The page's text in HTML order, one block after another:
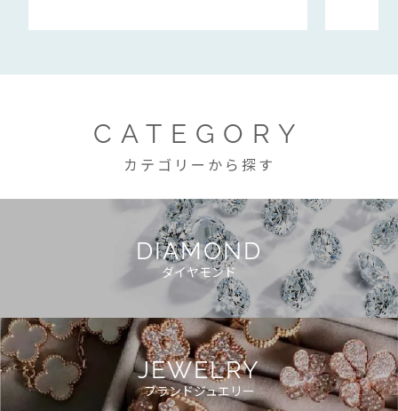
CATEGORY
カテゴリーから探す
DIAMOND
ダイヤモンド
JEWELRY
ブランドジュエリー